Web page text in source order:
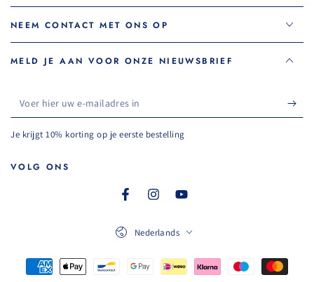
NEEM CONTACT MET ONS OP
MELD JE AAN VOOR ONZE NIEUWSBRIEF
Voer
hier
uw
e-
Je krijgt 10% korting op je eerste bestelling
VOLG ONS
FacebookInstagramYouTube
Nederlands
Betaalmethoden